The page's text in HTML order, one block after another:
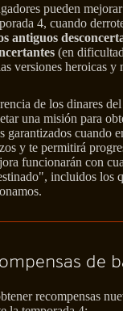
pueden
4, cuando
antiguos
(en
versiones heroicas y
de los dinares
una misión para
garantizados cuando
y te permitirá
funcionarán con
incluidos los
de
recompensas